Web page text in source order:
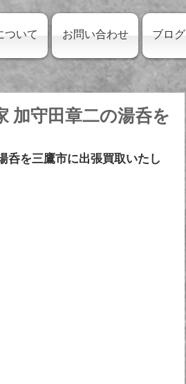
ついて お問い合わせ ブログ
加守田章二の湯呑を
呑を三鷹市に出張買取いたし